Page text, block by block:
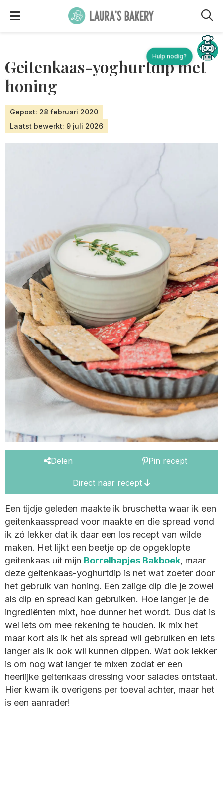
Geitenkaas-yoghurtdip met
honing
Gepost: 28 februari 2020
Laatst bewerkt: 9 juli 2026
Delen Pin recept
Direct naar recept
Een tijdje geleden maakte ik bruschetta waar ik een
geitenkaasspread voor maakte en die spread vond
ik zó lekker dat ik daar een los recept van wilde
maken. Het lijkt een beetje op de opgeklopte
geitenkaas uit mijn Borrelhapjes Bakboek, maar
deze geitenkaas-yoghurtdip is net wat zoeter door
het gebruik van honing. Een zalige dip die je zowel
als dip en spread kan gebruiken. Hoe langer je de
ingrediënten mixt, hoe dunner het wordt. Dus dat is
wel iets om mee rekening te houden. Ik mix het
maar kort als ik het als spread wil gebruiken en iets
langer als ik ook wil kunnen dippen. Wat ook lekker
is om nog wat langer te mixen zodat er een
heerlijke geitenkaas dressing voor salades ontstaat.
Hier kwam ik overigens per toeval achter, maar het
is een aanrader!
Hulp nodig?